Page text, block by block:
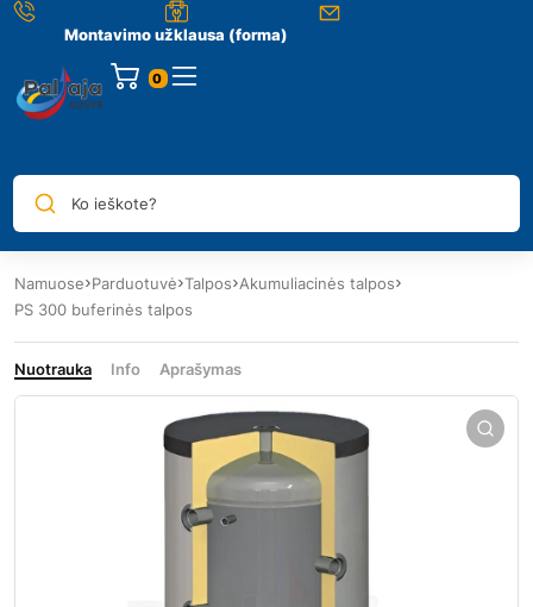
Montavimo užklausa (forma)
0
Ko ieškote?
Namuose Parduotuvė Talpos Akumuliacinės talpos
PS 300 buferinės talpos
Nuotrauka Info Aprašymas